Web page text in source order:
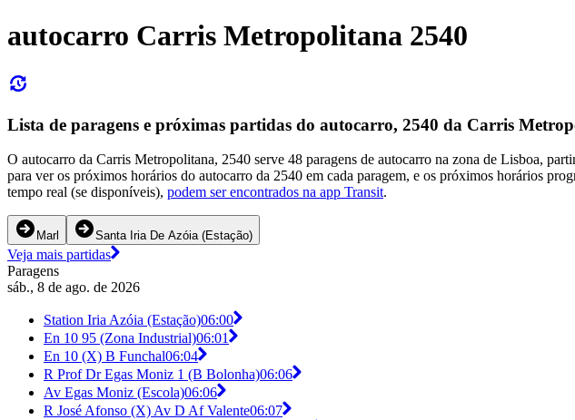
autocarro Carris Metropolitana 2540
Lista de paragens e próximas partidas do autocarro, 2540 da Carris
O autocarro da Carris Metropolitana, 2540 serve 48 paragens de autocarro na zona de Lisboa,
para ver os próximos horários do autocarro da 2540 em cada paragem, e os próximos horários
tempo real (se disponíveis), podem ser encontrados na app Transit.
Marl Santa Iria De Azóia (Estação)
Veja mais partidas
Paragens
sáb., 8 de ago. de 2026
Station Iria Azóia (Estação)06:00
En 10 95 (Zona Industrial)06:01
En 10 (X) B Funchal06:04
R Prof Dr Egas Moniz 1 (B Bolonha)06:06
Av Egas Moniz (Escola)06:06
R José Afonso (X) Av D Af Valente06:07